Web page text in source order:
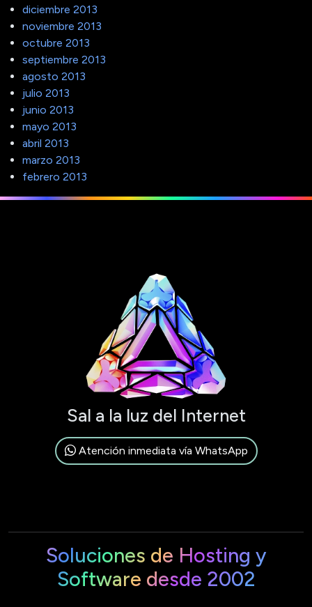
diciembre 2013
noviembre 2013
octubre 2013
septiembre 2013
agosto 2013
julio 2013
junio 2013
mayo 2013
abril 2013
marzo 2013
febrero 2013
Sal a la luz del Internet
Atención inmediata vía WhatsApp
Soluciones de Hosting y
Software desde 2002